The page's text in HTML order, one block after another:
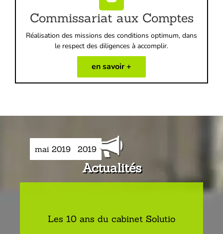
Commissariat aux Comptes
Réalisation des missions des conditions optimum, dans
le respect des diligences à accomplir.
en savoir +
Actualités
Les 10 ans du cabinet Solutio
janvier 2024
janvier 2024
septembre 2019
mai 2019